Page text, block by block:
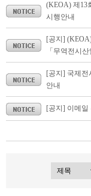
(KEOA) 제13
시행안내
[공지]
「무역전시
[공지] 국제전
안내
[공지] 이메일